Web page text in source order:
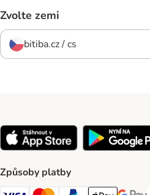
Zvolte zemi
bitiba.cz / cs
Způsoby platby